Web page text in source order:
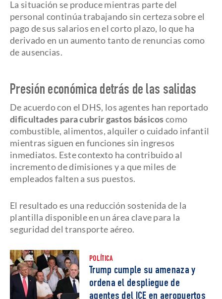
La situación se produce mientras parte del
personal continúa trabajando sin certeza sobre el
pago de sus salarios en el corto plazo, lo que ha
derivado en un aumento tanto de renuncias como
de ausencias.
Presión económica detrás de las salidas
De acuerdo con el DHS, los agentes han reportado
dificultades para cubrir gastos básicoscomo
combustible, alimentos, alquiler o cuidado infantil
mientras siguen en funciones sin ingresos
inmediatos. Este contexto ha contribuido al
incremento de dimisiones y a que miles de
empleados falten a sus puestos.
El resultado es una reducción sostenida de la
plantilla disponible en un área clave para la
seguridad del transporte aéreo.
POLÍTICA
Trump cumple su amenaza y
ordena el despliegue de
agentes del ICE en aeropuertos